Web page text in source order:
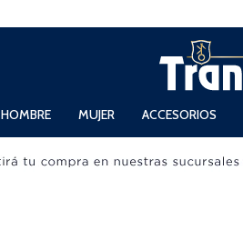
HOMBRE MUJER ACCESORIOS